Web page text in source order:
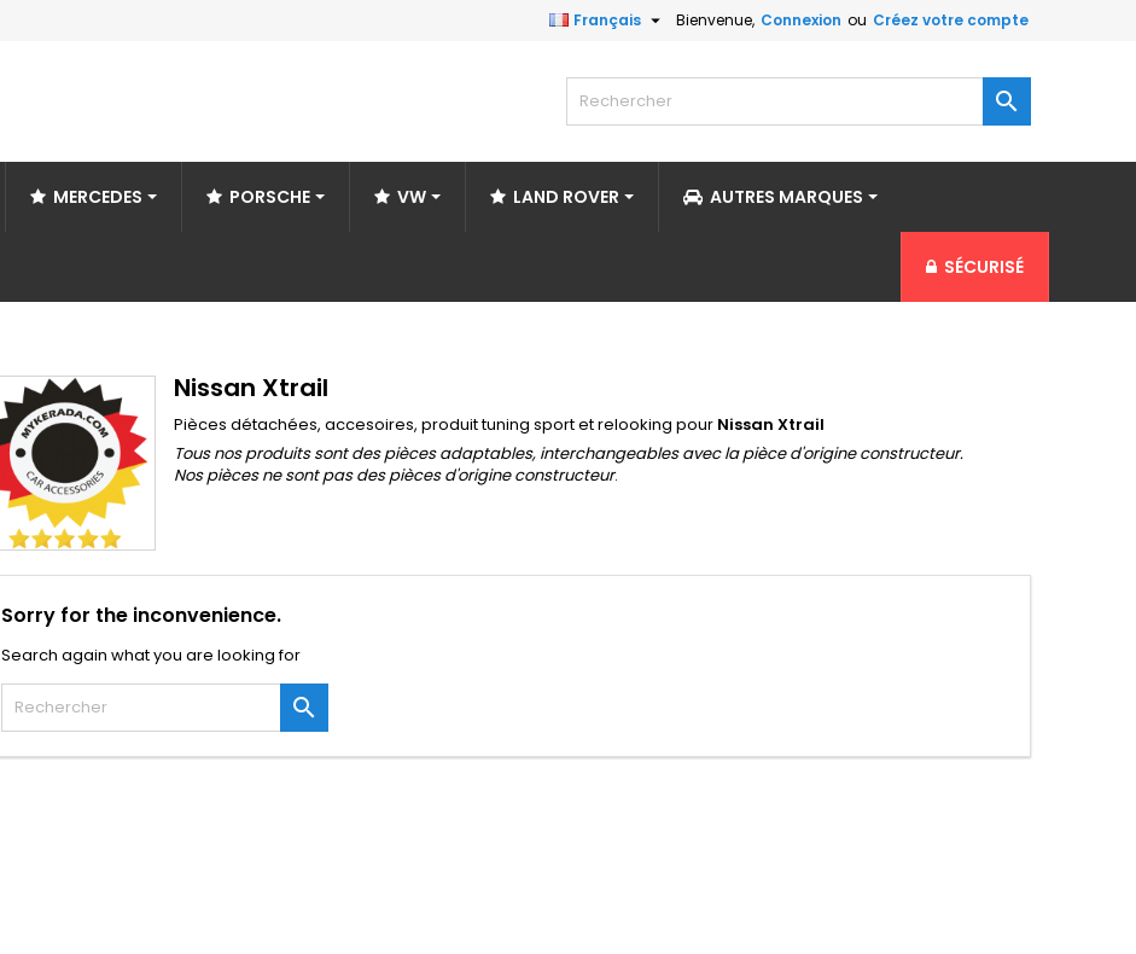
Bienvenue, Connexion ou Créez votre compte
Français 

MERCEDES PORSCHE VW LAND ROVER AUTRES MARQUES
SÉCURISÉ
Nissan Xtrail
Pièces détachées, accesoires, produit tuning sport et relooking pour Nissan Xtrail
Tous nos produits sont des pièces adaptables, interchangeables avec la pièce d'origine constructeur.
Nos pièces ne sont pas des pièces d'origine constructeur.
Sorry for the inconvenience.
Search again what you are looking for
